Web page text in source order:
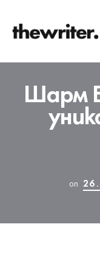
Шарм
on